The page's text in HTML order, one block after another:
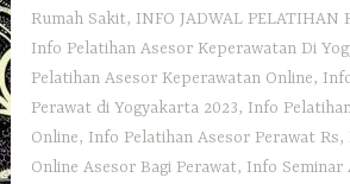
Rumah Sakit, INFO JADWAL PELATIHAN
Info Pelatihan Asesor Keperawatan Di
Pelatihan Asesor Keperawatan Online,
Perawat di Yogyakarta 2023, Info
Online, Info Pelatihan Asesor Perawat Rs,
Online Asesor Bagi Perawat, Info Seminar